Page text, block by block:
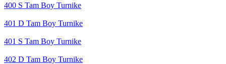
400 S Tam Boy Turnike
401 D Tam Boy Turnike
401 S Tam Boy Turnike
402 D Tam Boy Turnike